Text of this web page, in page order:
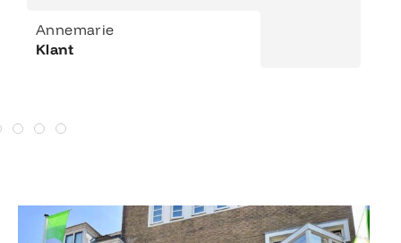
Annemarie
Klant